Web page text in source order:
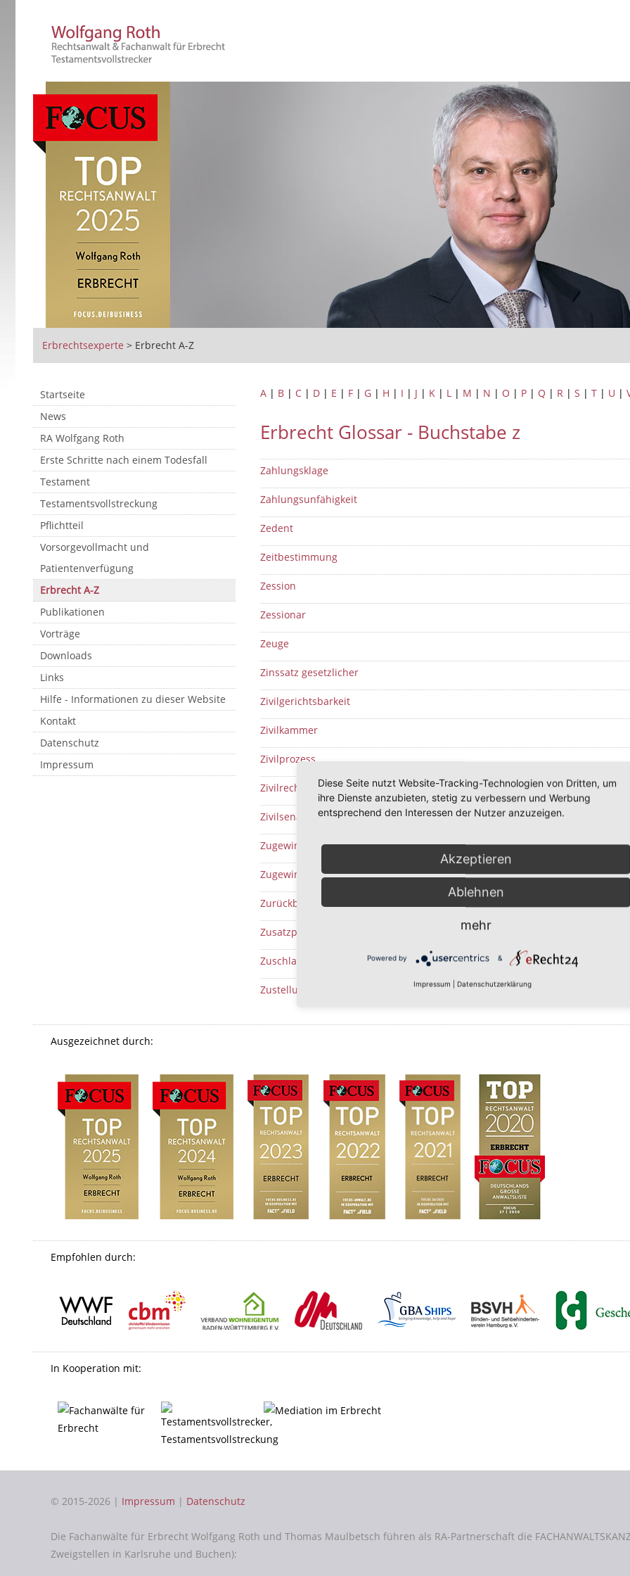
Erbrechtsexperte > Erbrecht A-Z
Startseite
News
RA Wolfgang Roth
Erste Schritte nach einem Todesfall
Testament
Testamentsvollstreckung
Pflichtteil
Vorsorgevollmacht und
Patientenverfügung
Erbrecht A-Z
Publikationen
Vorträge
Downloads
Links
Hilfe - Informationen zu dieser Website
Kontakt
Datenschutz
Impressum
A| B| C| D| E | F| G| H | I | J | K| L| M | N | O | P| Q | R| S | T| U |
Erbrecht Glossar - Buchstabe z
Zahlungsklage
Zahlungsunfähigkeit
Zedent
Zeitbestimmung
Zession
Zessionar
Zeuge
Zinssatz gesetzlicher
Zivilgerichtsbarkeit
Zivilkammer
Zivilprozess
Zivilrecht
Zivilsenat
Zugewinnausgleich
Zugewinngemeinschaft
Zurückbehaltungsrecht
Zusatzpflichtteil
Zuschlag
Zustellungsbevollmächtigter
Ausgezeichnet durch:
Empfohlen durch:
In Kooperation mit:
© 2015-2026 | Impressum | Datenschutz
Die Fachanwälte für Erbrecht Wolfgang Roth und Thomas Maulbetsch führen als RA-Partnerschaft die
Zweigstellen in Karlsruhe und Buchen):
Diese Seite nutzt Website-Tracking-Technologien von Dritten, um
ihre Dienste anzubieten, stetig zu verbessern und Werbung
entsprechend den Interessen der Nutzer anzuzeigen.
Akzeptieren
Ablehnen
mehr
Powered by &
Impressum Datenschutzerklärung